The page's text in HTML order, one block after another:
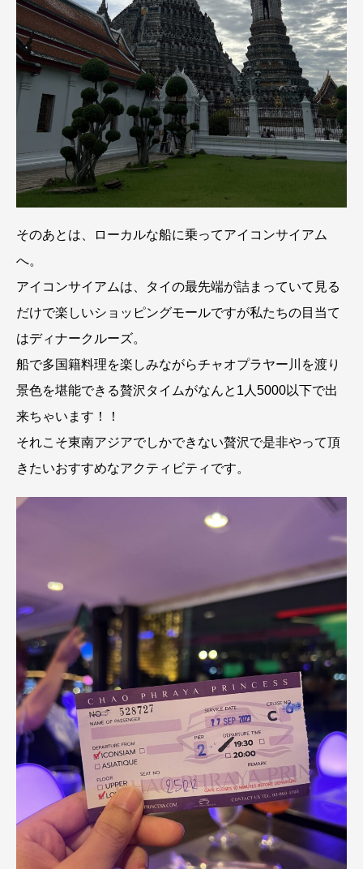
そのあとは、ローカルな船に乗ってアイコンサイアム
へ。
アイコンサイアムは、タイの最先端が詰まっていて見る
だけで楽しいショッピングモールですが私たちの目当て
はディナークルーズ。
船で多国籍料理を楽しみながらチャオプラヤー川を渡り
景色を堪能できる贅沢タイムがなんと1人5000以下で出
来ちゃいます！！
それこそ東南アジアでしかできない贅沢で是非やって頂
きたいおすすめなアクティビティです。